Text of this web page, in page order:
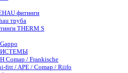
фитинги
труба
THERM S
Comap / Frankische
fitt / APE / Comap / Riifo